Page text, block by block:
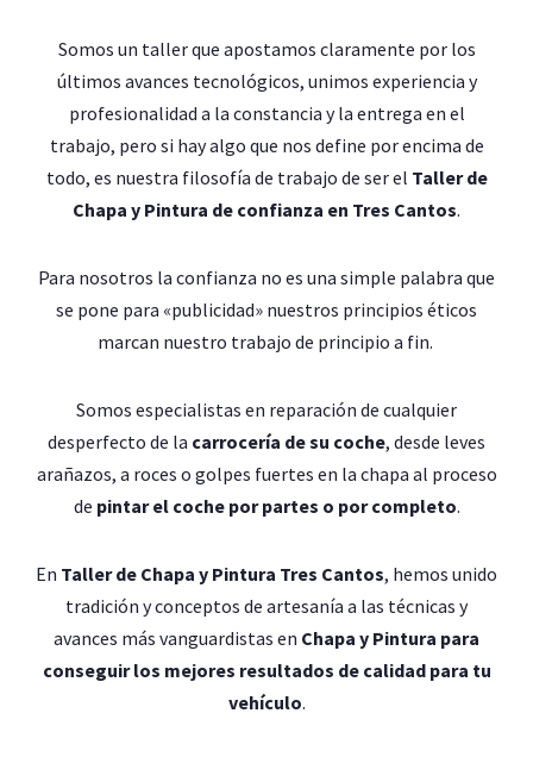
Somos un taller que apostamos claramente por los
últimos avances tecnológicos, unimos experiencia y
profesionalidad a la constancia y la entrega en el
trabajo, pero si hay algo que nos define por encima de
todo, es nuestra filosofía de trabajo de ser el Taller de
Chapa y Pintura de confianza en Tres Cantos.
Para nosotros la confianza no es una simple palabra que
se pone para «publicidad» nuestros principios éticos
marcan nuestro trabajo de principio a fin.
Somos especialistas en reparación de cualquier
desperfecto de la carrocería de su coche, desde leves
arañazos, a roces o golpes fuertes en la chapa al proceso
de pintar el coche por partes o por completo.
En Taller de Chapa y Pintura Tres Cantos, hemos unido
tradición y conceptos de artesanía a las técnicas y
avances más vanguardistas en Chapa y Pintura para
conseguir los mejores resultados de calidad para tu
vehículo.